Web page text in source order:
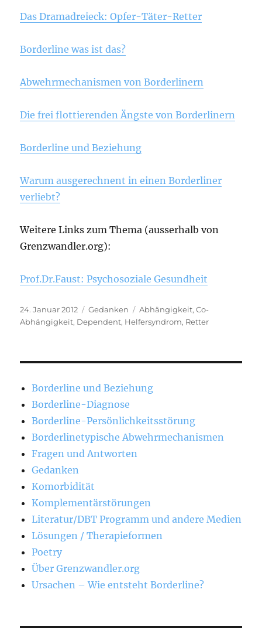
Das Dramadreieck: Opfer-Täter-Retter
Borderline was ist das?
Abwehrmechanismen von Borderlinern
Die frei flottierenden Ängste von Borderlinern
Borderline und Beziehung
Warum ausgerechnent in einen Borderliner
verliebt?
Weitere Links zum Thema (ausserhalb von
Grenzwandler.org):
Prof.Dr.Faust: Psychosoziale Gesundheit
Veröffentlicht
am
24. Januar 2012 Kategorien
Gedanken Schlagwörter
Abhängigkeit,Co-
Abhängigkeit, Dependent, Helfersyndrom, Retter
Borderline und Beziehung
Borderline-Diagnose
Borderline-Persönlichkeitsstörung
Borderlinetypische Abwehrmechanismen
Fragen und Antworten
Gedanken
Komorbidität
Komplementärstörungen
Literatur/DBT Programm und andere Medien
Lösungen / Therapieformen
Poetry
Über Grenzwandler.org
Ursachen – Wie entsteht Borderline?